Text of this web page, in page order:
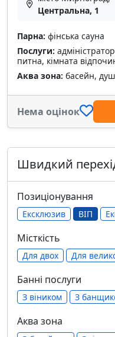
Центральна, 1
Парна: фінська сауна
Послуги:
питна, кімната
Аква зона: басейн,
Нема оцінок
Швидкий
Позиціонування
Ексклюзив ВІП
Місткість
Для двох Для
Банні послуги
З віником З
Аква зона